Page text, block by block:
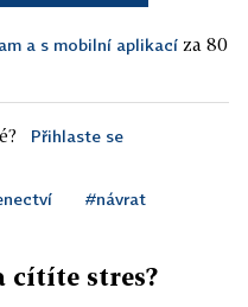
a s mobilní aplikací za 80
Přihlaste se
#návrat
cítíte stres?